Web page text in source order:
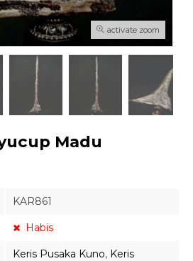
activate zoom
Madu
KAR861
Habis
Keris Pusaka Kuno, Keris